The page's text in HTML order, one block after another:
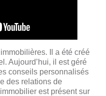
Il a été créé
Aujourd’hui, il est géré
conseils personnalisés
des relations de
est présent sur